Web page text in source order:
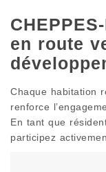
en route
Chaque habitation
renforce
En tant que
participez